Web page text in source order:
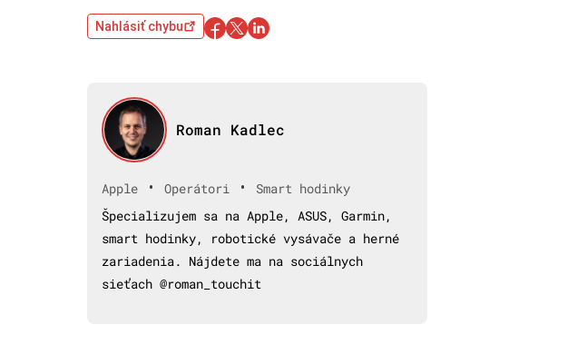
Nahlásiť chybu
Roman Kadlec
Apple • Operátori •
Smart hodinky
Špecializujem sa na Apple, ASUS, Garmin,
smart hodinky, robotické vysávače a herné
zariadenia. Nájdete ma na sociálnych
sieťach @roman_touchit